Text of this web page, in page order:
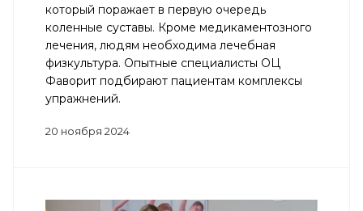
который поражает в первую очередь
коленные суставы. Кроме медикаментозного
лечения, людям необходима лечебная
физкультура. Опытные специалисты ОЦ
Фаворит подбирают пациентам комплексы
упражнений.
20 ноября 2024